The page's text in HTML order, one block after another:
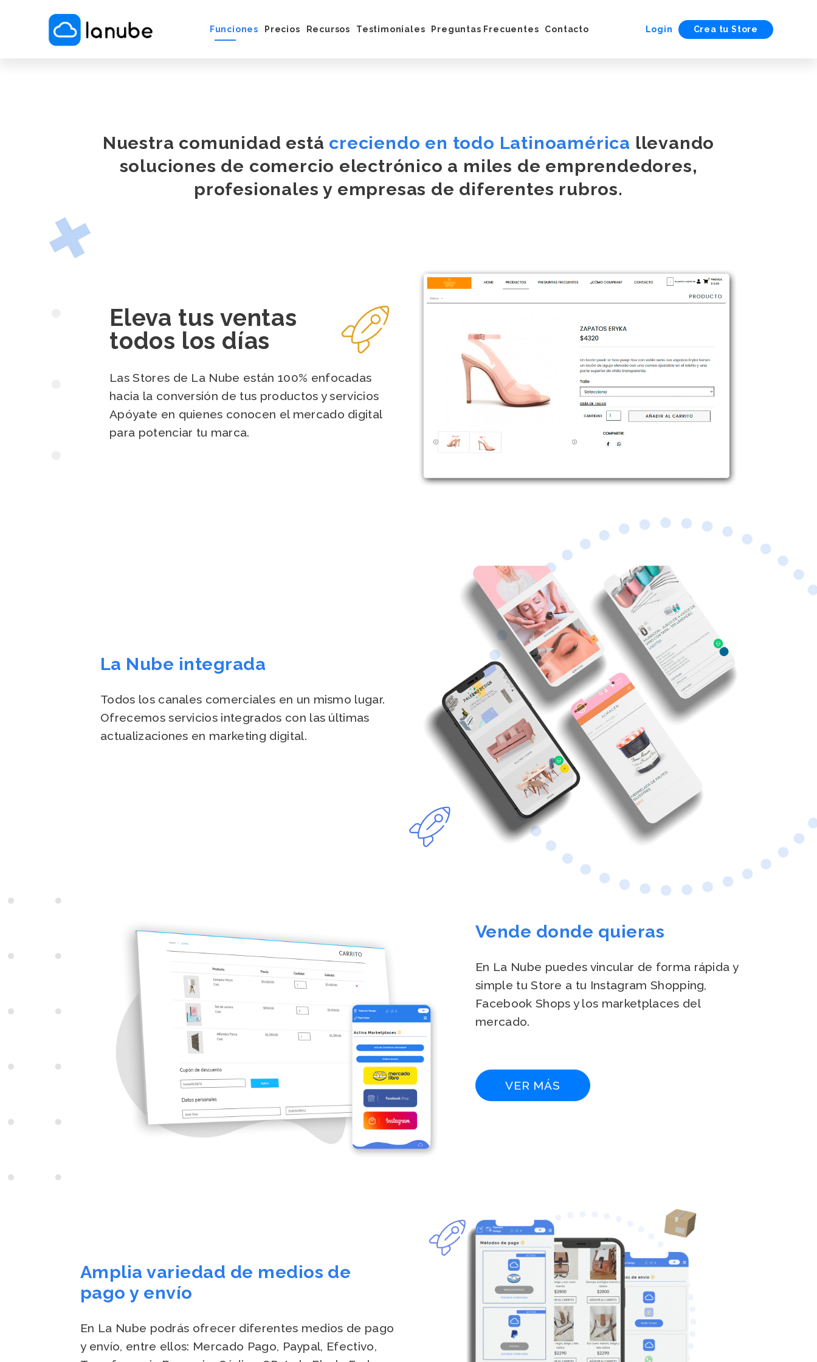
Funciones Precios Recursos Testimoniales Preguntas Frecuentes Contacto Login Crea tu Store
Nuestra comunidad está creciendo en todo Latinoamérica llevando
soluciones de comercio electrónico a miles de emprendedores,
profesionales y empresas de diferentes rubros.
Eleva tus ventas
todos los días
Las Stores de La Nube están 100% enfocadas
hacia la conversión de tus productos y servicios
Apóyate en quienes conocen el mercado digital
para potenciar tu marca.
La Nube integrada
Todos los canales comerciales en un mismo lugar.
Ofrecemos servicios integrados con las últimas
actualizaciones en marketing digital.
Vende donde quieras
En La Nube puedes vincular de forma rápida y
simple tu Store a tu Instagram Shopping,
Facebook Shops y los marketplaces del
mercado.
VER MÁS
Amplia variedad de medios de
pago y envío
En La Nube podrás ofrecer diferentes medios de pago
y envío, entre ellos: Mercado Pago, Paypal, Efectivo,